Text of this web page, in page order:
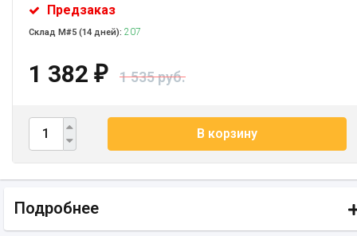
Предзаказ
Склад М#5 (14 дней): 207
1 382 ₽ 1 535 руб.
В корзину
Подробнее